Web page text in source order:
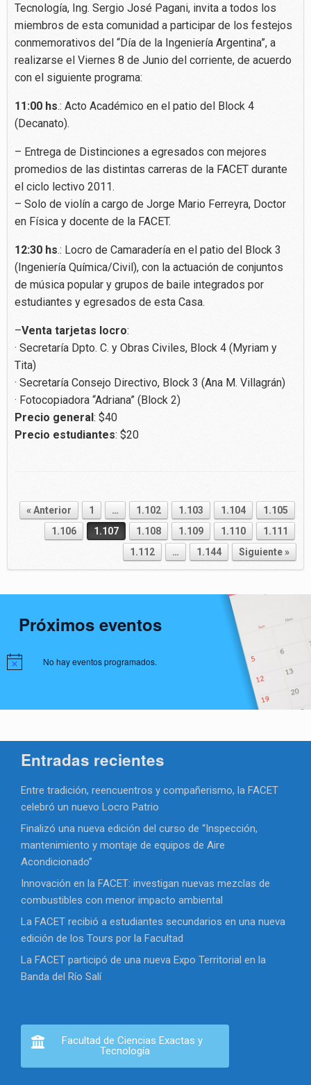
Tecnología, Ing. Sergio José Pagani, invita a todos los
miembros de esta comunidad a participar de los festejos
conmemorativos del “Día de la Ingeniería Argentina”, a
realizarse el Viernes 8 de Junio del corriente, de acuerdo
con el siguiente programa:
11:00 hs.: Acto Académico en el patio del Block 4
(Decanato).
– Entrega de Distinciones a egresados con mejores
promedios de las distintas carreras de la FACET durante
el ciclo lectivo 2011.
– Solo de violín a cargo de Jorge Mario Ferreyra, Doctor
en Física y docente de la FACET.
12:30 hs.: Locro de Camaradería en el patio del Block 3
(Ingeniería Química/Civil), con la actuación de conjuntos
de música popular y grupos de baile integrados por
estudiantes y egresados de esta Casa.
–Venta tarjetas locro:
· Secretaría Dpto. C. y Obras Civiles, Block 4 (Myriam y
Tita)
· Secretaría Consejo Directivo, Block 3 (Ana M. Villagrán)
· Fotocopiadora “Adriana” (Block 2)
Precio general : $40
Precio estudiantes: $20
Navegador de artículos
« Anterior 1 … 1.102 1.103 1.104
1.105
1.106
1.107 1.108 1.109 1.110
1.111
1.112
… 1.144 Siguiente »
Próximos eventos
No hay eventos programados.
Entradas recientes
Entre tradición, reencuentros y compañerismo, la FACET
celebró un nuevo Locro Patrio
Finalizó una nueva edición del curso de “Inspección,
mantenimiento y montaje de equipos de Aire
Acondicionado”
Innovación en la FACET: investigan nuevas mezclas de
combustibles con menor impacto ambiental
La FACET recibió a estudiantes secundarios en una nueva
edición de los Tours por la Facultad
La FACET participó de una nueva Expo Territorial en la
Banda del Río Salí
Facultad de Ciencias Exactas y
Tecnología